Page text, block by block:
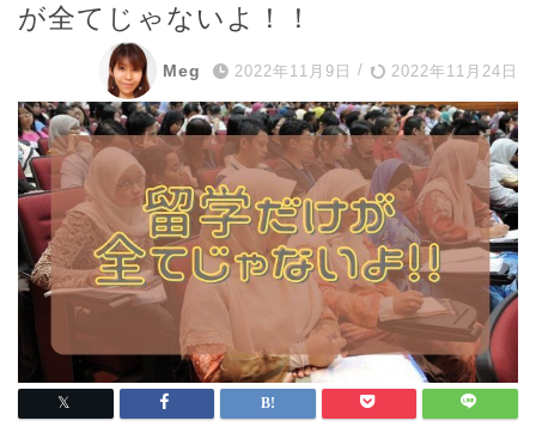
が全てじゃないよ！！
Meg 2022年11月9日 / 2022年11月24日